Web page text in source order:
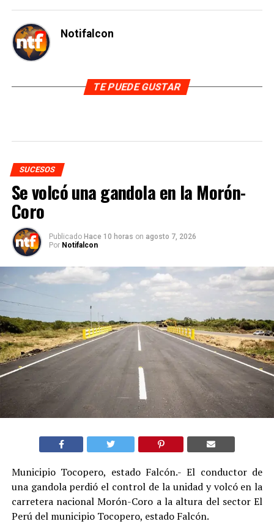
Notifalcon
TE PUEDE GUSTAR
SUCESOS
Se volcó una gandola en la Morón-
Coro
Publicado Hace 10 horas on agosto 7, 2026
Por Notifalcon
Municipio Tocopero, estado Falcón.- El conductor de
una gandola perdió el control de la unidad y volcó en la
carretera nacional Morón-Coro a la altura del sector El
Perú del municipio Tocopero, estado Falcón.